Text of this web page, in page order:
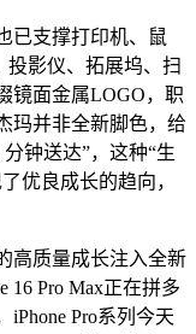
支撑打印机、鼠
影仪、拓展坞、扫
镜面金属LOGO，职
玛并非全新脚色，给
钟送达”，这种“生
优良成长的趋向，
质量成长注入全新
16 Pro Max正在拼多
Pro系列今天